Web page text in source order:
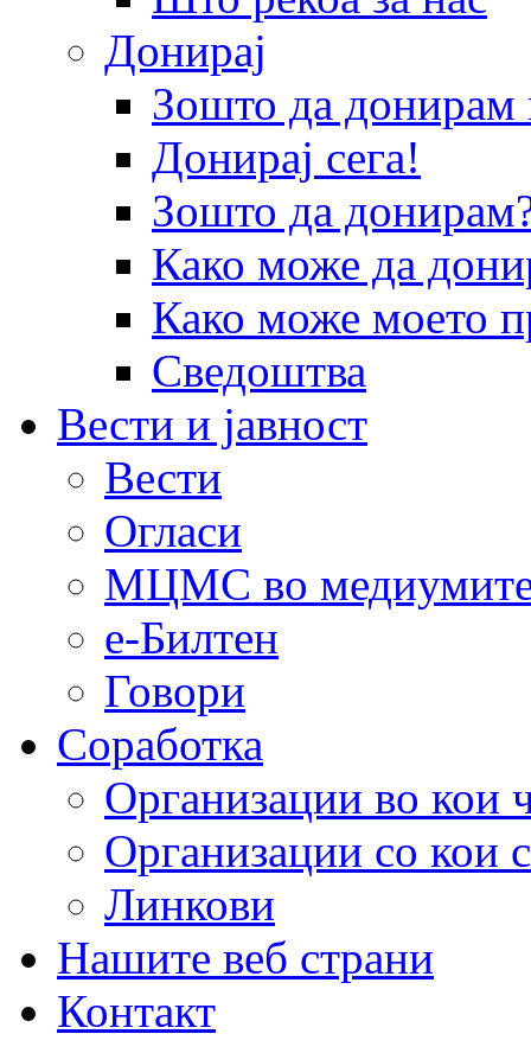
Донирај
Зошто да
Донирај сега!
Зошто да
Како може да
Како може моето
Сведоштва
Вести и јавност
Вести
Огласи
МЦМС во
е-Билтен
Говори
Соработка
Организации во кои
Организации со кои
Линкови
Нашите веб страни
Контакт